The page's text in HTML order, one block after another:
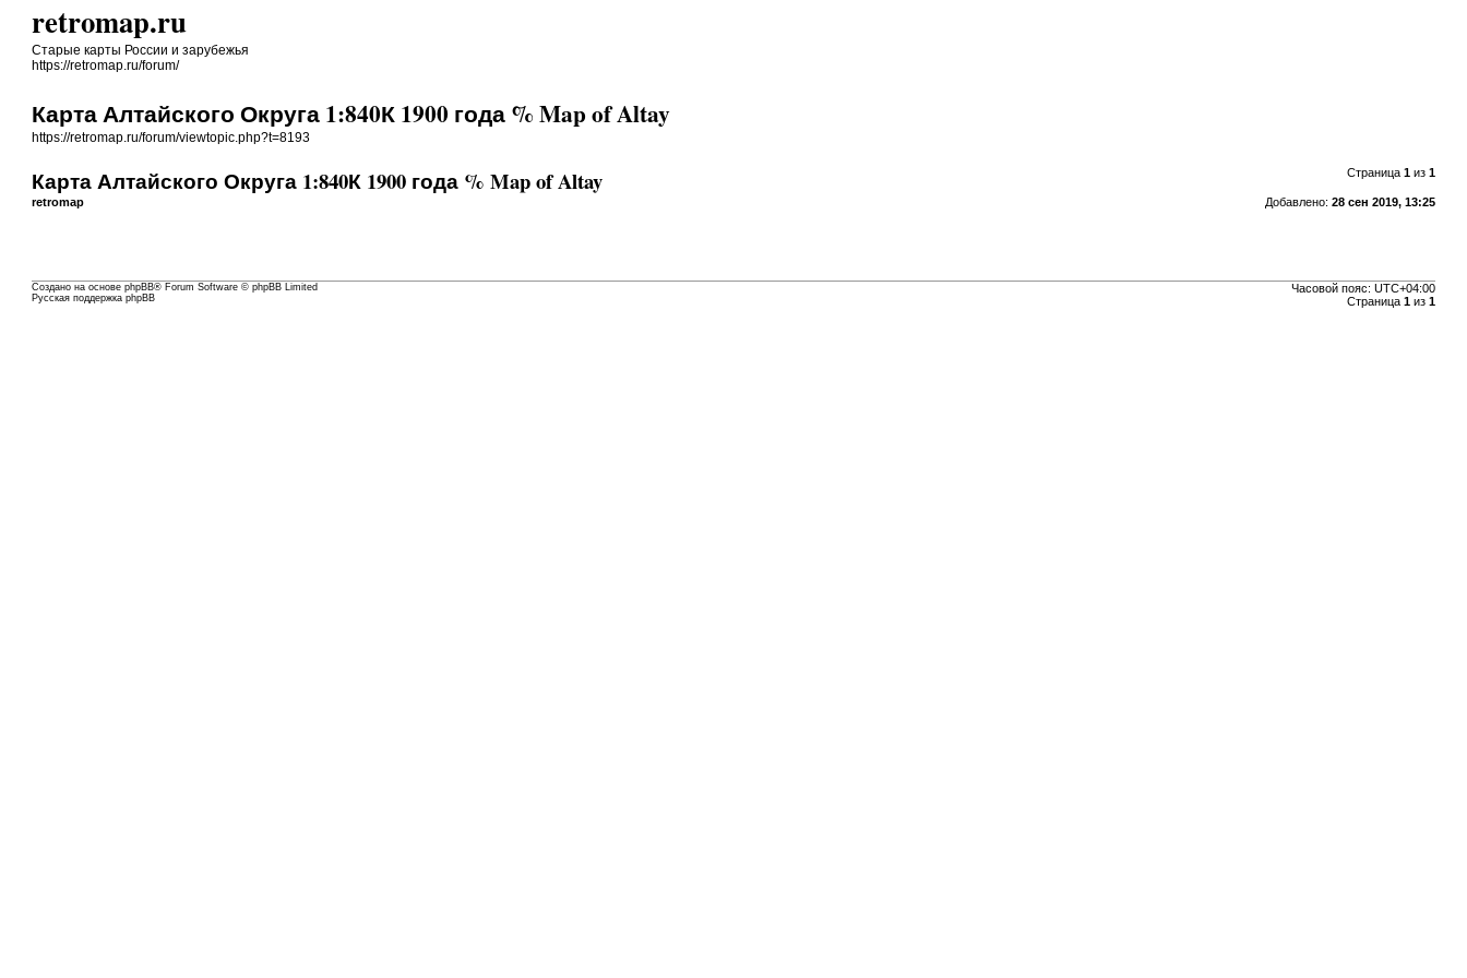
retromap.ru
Старые карты России и зарубежья
https://retromap.ru/forum/
Карта Алтайского Округа 1:840К 1900 года % Map of Altay
https://retromap.ru/forum/viewtopic.php?t=8193
Страница 1из 1
Карта Алтайского Округа 1:840К 1900 года % Map of Altay
Добавлено: 28 сен 2019, 13:25
retromap
Часовой пояс: UTC+04:00
Страница 1из 1
Создано на основеphpBB® Forum Software © phpBB Limited
Русская поддержка phpBB